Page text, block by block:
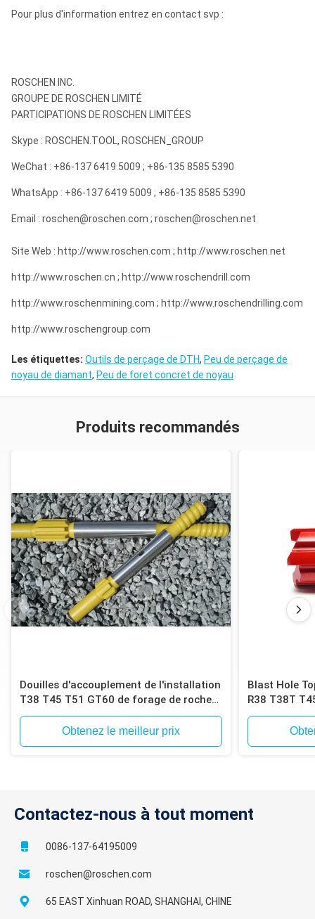
T60
90mm, 92mm, 96mm, 102mm, 115mm,
118mm, 127mm, 140mm, 145mm, 152mm
92mm, 96mm, 102mm, 115mm, 118mm,
152mm, 160mm
Pour plus d'information entrez en contact svp :
ROSCHEN INC.
GROUPE DE ROSCHEN LIMITÉ
PARTICIPATIONS DE ROSCHEN LIMITÉES
Skype : ROSCHEN.TOOL, ROSCHEN_GROUP
WeChat : +86-137 6419 5009 ; +86-135 8585 5390
WhatsApp : +86-137 6419 5009 ; +86-135 8585 5390
Email : roschen@roschen.com ; roschen@roschen.net
Site Web : http://www.roschen.com ; http://www.roschen.net
http://www.roschen.cn ; http://www.roschendrill.com
http://www.roschenmining.com ; http://www.roschendrilling.com
http://www.roschengroup.com
Les étiquettes: Outils de perçage de DTH, Peu de perçage de
noyau de diamant, Peu de foret concret de noyau
Produits recommandés
Douilles d'accouplement de l'installation
T38 T45 T51 GT60 de forage de roche
pour la douille d'accouplement de
extraction de forage de roche
Obtenez le meilleur prix
Blast Hole
R38 T38T
Bit
Contactez-nous à tout moment
0086-137-64195009
roschen@roschen.com
65 EAST Xinhuan ROAD, SHANGHAI, CHINE